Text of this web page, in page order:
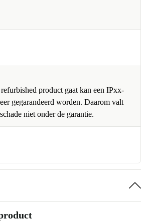
product gaat kan een IPxx-
gegarandeerd worden. Daarom valt
niet onder de garantie.